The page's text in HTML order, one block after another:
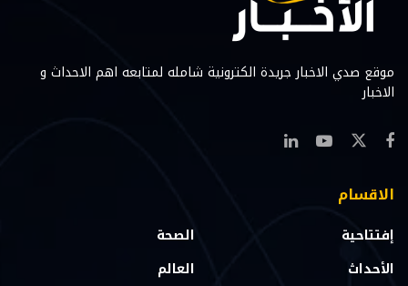
موقع صدي الاخبار جريدة الكترونية شامله لمتابعه اهم الاحداث و
الاخبار
الاقسام
إفتتاحية
الأحداث
الصحة
العالم